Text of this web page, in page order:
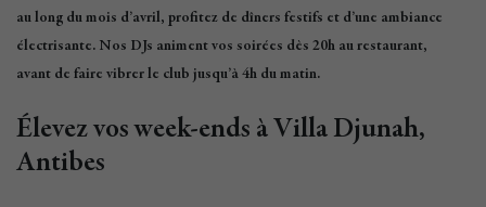
au long du mois d’avril, profitez de dîners festifs et d’une ambiance
électrisante. Nos DJs animent vos soirées dès 20h au restaurant,
avant de faire vibrer le club jusqu’à 4h du matin.
Élevez vos week-ends à Villa Djunah,
Antibes